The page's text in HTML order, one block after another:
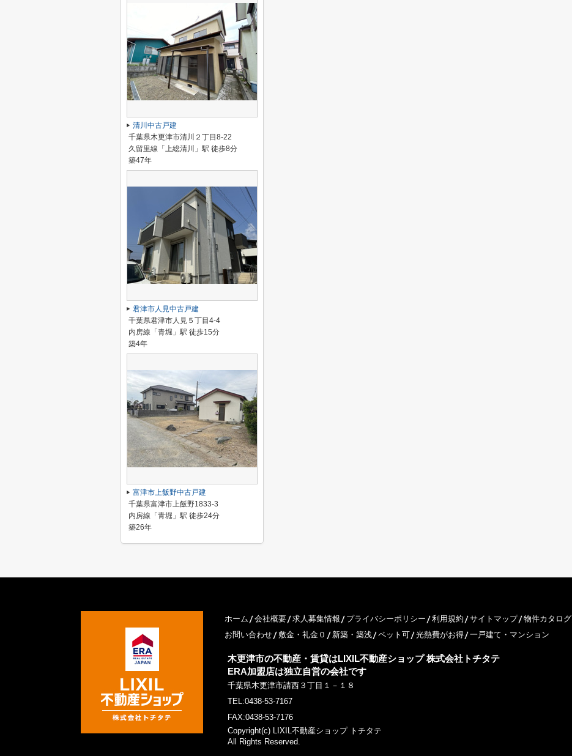
清川中古戸建
千葉県木更津市清川２丁目8-22
久留里線「上総清川」駅 徒歩8分
築47年
君津市人見中古戸建
千葉県君津市人見５丁目4-4
内房線「青堀」駅 徒歩15分
築4年
富津市上飯野中古戸建
千葉県富津市上飯野1833-3
内房線「青堀」駅 徒歩24分
築26年
ホーム 会社概要 求人募集情報 プライバシーポリシー 利用規約 サイトマップ 物件カタログ
お問い合わせ
敷金・礼金０ 新築・築浅 ペット可 光熱費がお得 一戸建て・マンション
木更津市の不動産・賃貸はLIXIL不動産ショップ 株式会社トチタテ
ERA加盟店は独立自営の会社です
千葉県木更津市請西３丁目１－１８
TEL:0438-53-7167
FAX:0438-53-7176
Copyright(c) LIXIL不動産ショップ トチタテ
All Rights Reserved.